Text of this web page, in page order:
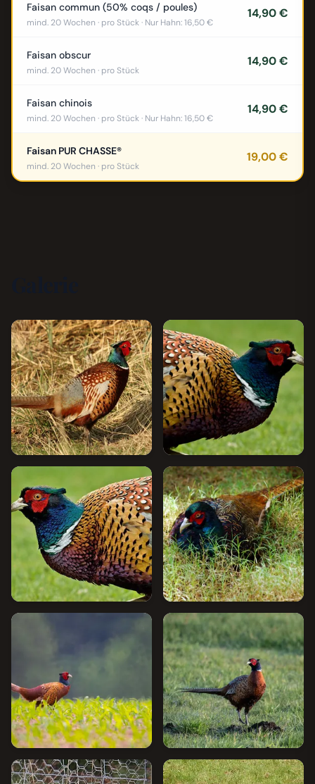
Faisan commun (50% coqs / poules)
mind. 20 Wochen · pro Stück · Nur Hahn: 16,50 €
14,90 €
Faisan obscur
mind. 20 Wochen · pro Stück
14,90 €
Faisan chinois
mind. 20 Wochen · pro Stück · Nur Hahn: 16,50 €
14,90 €
Faisan PUR CHASSE®
mind. 20 Wochen · pro Stück
19,00 €